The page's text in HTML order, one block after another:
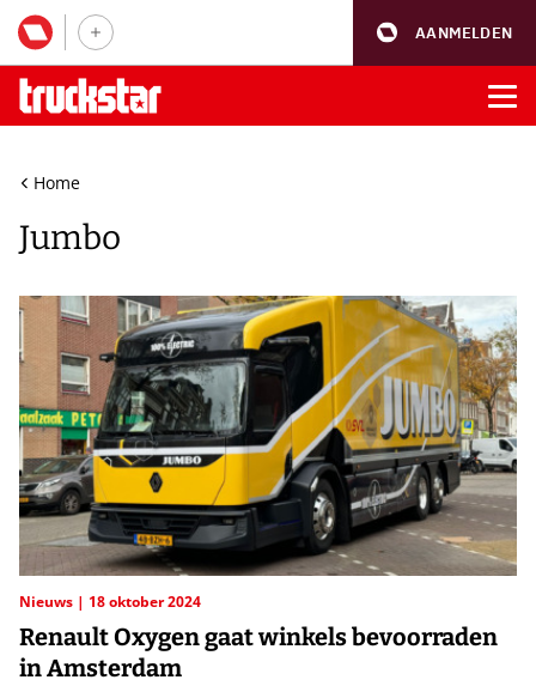
AANMELDEN
Home
Jumbo
Nieuws 18 oktober 2024
Renault Oxygen gaat winkels bevoorraden
in Amsterdam